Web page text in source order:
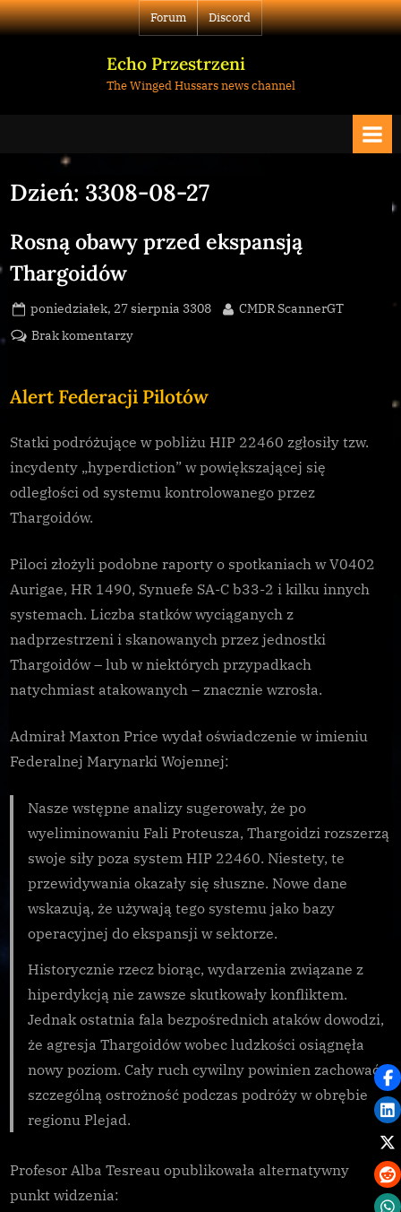
Skip
to
Forum Discord
Echo Przestrzeni
The Winged Hussars news channel
Dzień: 3308-08-27
Rosną obawy przed ekspansją
Thargoidów
Posted
on
poniedziałek, 27 sierpnia 3308 By
CMDR ScannerGT
Brak komentarzydo
przed
Thargoidów
Alert Federacji Pilotów
Statki podróżujące w pobliżu HIP 22460 zgłosiły tzw.
incydenty „hyperdiction” w powiększającej się
odległości od systemu kontrolowanego przez
Thargoidów.
Piloci złożyli podobne raporty o spotkaniach w V0402
Aurigae, HR 1490, Synuefe SA-C b33-2 i kilku innych
systemach. Liczba statków wyciąganych z
nadprzestrzeni i skanowanych przez jednostki
Thargoidów – lub w niektórych przypadkach
natychmiast atakowanych – znacznie wzrosła.
Admirał Maxton Price wydał oświadczenie w imieniu
Federalnej Marynarki Wojennej:
Nasze wstępne analizy sugerowały, że po
wyeliminowaniu Fali Proteusza, Thargoidzi rozszerzą
swoje siły poza system HIP 22460. Niestety, te
przewidywania okazały się słuszne. Nowe dane
wskazują, że używają tego systemu jako bazy
operacyjnej do ekspansji w sektorze.
Historycznie rzecz biorąc, wydarzenia związane z
hiperdykcją nie zawsze skutkowały konfliktem.
Jednak ostatnia fala bezpośrednich ataków dowodzi,
że agresja Thargoidów wobec ludzkości osiągnęła
nowy poziom. Cały ruch cywilny powinien zachować
szczególną ostrożność podczas podróży w obrębie
regionu Plejad.
Profesor Alba Tesreau opublikowała alternatywny
punkt widzenia: